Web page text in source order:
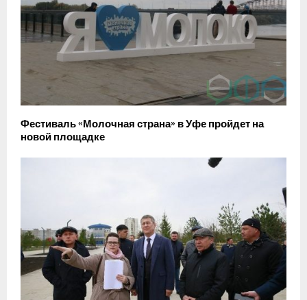
Фестиваль «Молочная страна» в Уфе пройдет на
новой площадке